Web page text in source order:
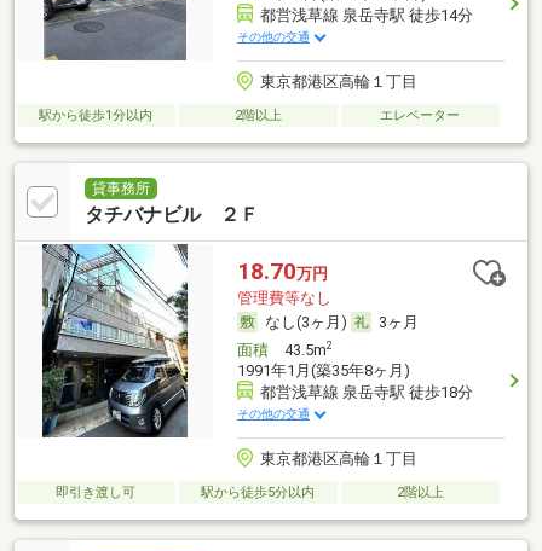
都営浅草線 泉岳寺駅 徒歩14分
その他の交通
東京都港区高輪１丁目
駅から徒歩1分以内 2階以上 エレベーター
貸事務所
タチバナビル ２Ｆ
18.70万円
管理費等なし
なし(3ヶ月)
3ヶ月
面積43.5m2
1991年1月(築35年8ヶ月)
都営浅草線 泉岳寺駅 徒歩18分
その他の交通
東京都港区高輪１丁目
即引き渡し可 駅から徒歩5分以内 2階以上